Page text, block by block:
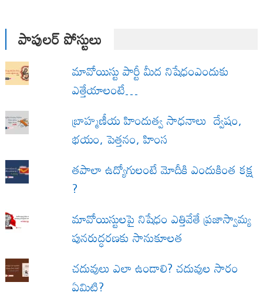
పాపులర్ పోస్టులు
మావోయిస్టు పార్టీ మీద నిషేధంఎందుకు
ఎత్తేయాలంటే…
బ్రాహ్మణీయ హిందుత్వ సాధనాలు ద్వేషం,
భయం, పెత్తనం, హింస
త‌పాలా ఉద్యోగులంటే మోదీకి ఎందుకింత కక్ష
?
మావోయిస్టులపై నిషేధం ఎత్తివేతే ప్రజాస్వామ్య
పునరుద్ధరణకు సానుకూలత
చదువులు ఎలా ఉండాలి? చదువుల సారం
ఏమిటి?